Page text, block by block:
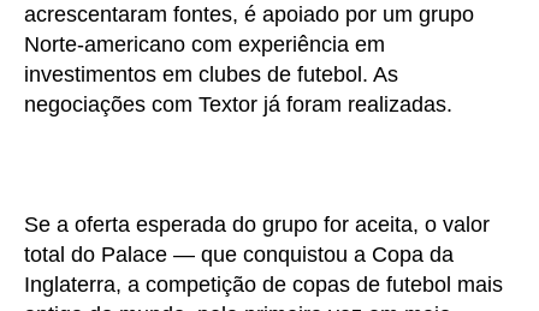
acrescentaram fontes, é apoiado por um grupo
Norte-americano com experiência em
investimentos em clubes de futebol. As
negociações com Textor já foram realizadas.
Se a oferta esperada do grupo for aceita, o valor
total do Palace — que conquistou a Copa da
Inglaterra, a competição de copas de futebol mais